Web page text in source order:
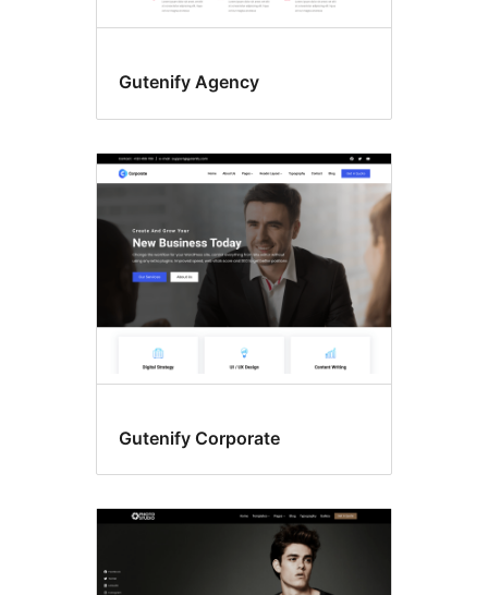
Gutenify Agency
Gutenify Corporate